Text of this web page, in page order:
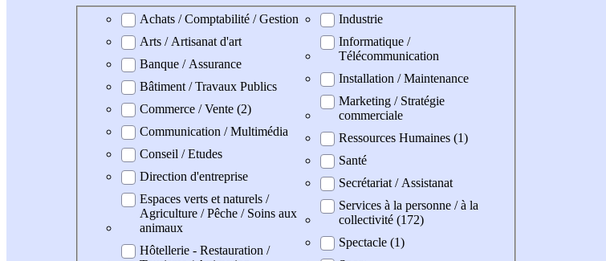
Domaine professionel
Achats / Comptabilité / Gestion
Arts / Artisanat d'art
Banque / Assurance
Bâtiment / Travaux Publics
Commerce / Vente (2)
Communication / Multimédia
Conseil / Etudes
Direction d'entreprise
Espaces verts et naturels /
Agriculture / Pêche / Soins aux
animaux
Hôtellerie - Restauration /
Industrie
Informatique /
Télécommunication
Installation / Maintenance
Marketing / Stratégie
commerciale
Ressources Humaines (1)
Santé
Secrétariat / Assistanat
Services à la personne / à la
collectivité (172)
Spectacle (1)